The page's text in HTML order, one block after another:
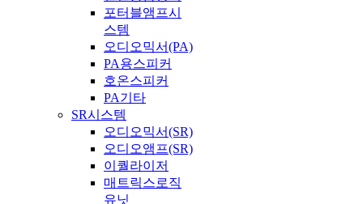
포터블앰프시
스템
오디오믹서(PA)
PA용스피커
호온스피커
PA기타
SR시스템
오디오믹서(SR)
오디오앰프(SR)
이퀄라이저
매트릭스로직
유닛